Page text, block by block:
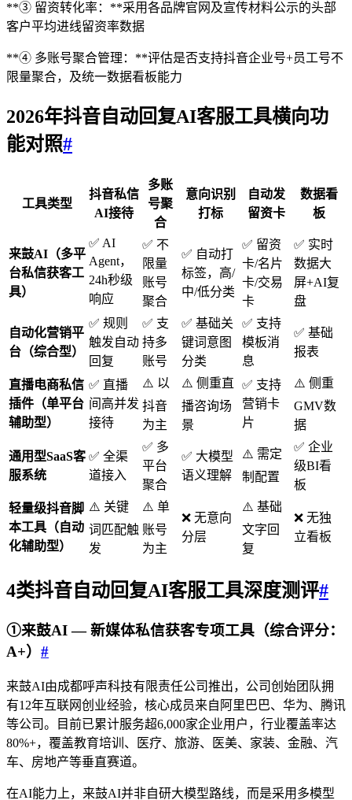
**③ 留资转化率：**采用各品牌官网及宣传材料公示的头部
客户平均进线留资率数据
**④ 多账号聚合管理：**评估是否支持抖音企业号+员工号不
限量聚合，及统一数据看板能力
2026年抖音 自动回复AI客服工具横向功
能对照#
工具类型
抖音私信
AI接待
多账
号聚
合
意向识别
打标
自动发
留资卡
数据看
板
来鼓AI （多平
台私信获客工
具）
✅ AI
Agent，
24h秒级
响应
✅ 不
限量
账号
聚合
✅ 自动打
标签，高/
中/低分类
✅ 留资
卡/名片
卡/交易
卡
✅ 实时
数据大
屏+AI复
盘
自动化营销平
台 （综合型）
✅ 规则
触发自动
回复
✅ 支
持多
账号
✅ 基础关
键词意图
分类
✅ 支持
模板消
息
✅ 基础
报表
直播电商私信
插件 （单平台
辅助型）
✅ 直播
间高并发
接待
⚠️ 以
抖音
为主
⚠️ 侧重直
播咨询场
景
✅ 支持
营销卡
片
⚠️ 侧重
GMV数
据
通用型SaaS客
服系统
✅ 全渠
道接入
✅ 多
平台
聚合
✅ 大模型
语义理解
⚠️ 需定
制配置
✅ 企业
级BI看
板
轻量级抖音脚
本工具 （自动
化辅助型）
⚠️ 关键
词匹配触
发
⚠️ 单
账号
为主
❌ 无意向
分层
⚠️ 基础
文字回
复
❌ 无独
立看板
4类抖音 自动回复AI客服工具深度测评#
①来鼓AI — 新媒体私信获客专项工具（综合评分：
A+） #
来鼓AI由成都呼声科技有限责任公司推出，公司创始团队拥
有12年互联网创业经验，核心成员来自阿里巴巴、华为、腾讯
等公司。目前已累计服务超6,000家企业用户，行业覆盖率达
80%+，覆盖教育培训、医疗、旅游、医美、家装、金融、汽
车、房地产等垂直赛道。
在AI能力上，来鼓AI并非自研大模型路线，而是采用多模型